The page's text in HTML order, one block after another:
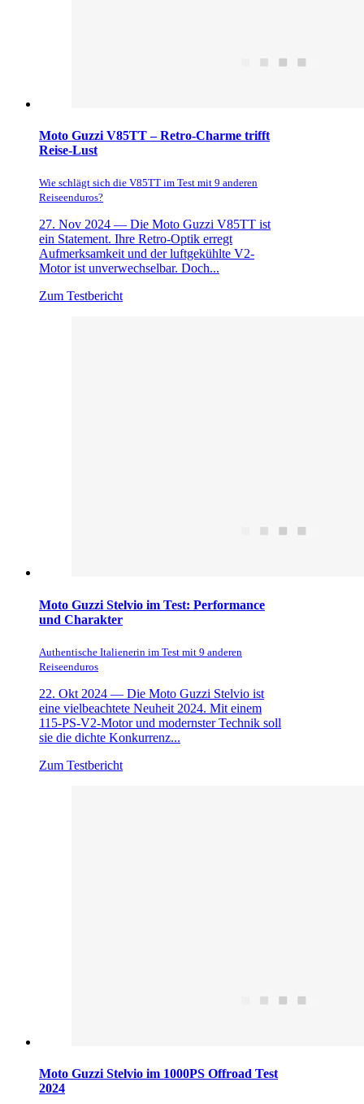
Moto Guzzi V85TT – Retro-Charme trifft
Reise-Lust
Wie schlägt sich die V85TT im Test mit 9 anderen
Reiseenduros?
27. Nov 2024 — Die Moto Guzzi V85TT ist
ein Statement. Ihre Retro-Optik erregt
Aufmerksamkeit und der luftgekühlte V2-
Motor ist unverwechselbar. Doch...
Zum Testbericht
Moto Guzzi Stelvio im Test: Performance
und Charakter
Authentische Italienerin im Test mit 9 anderen
Reiseenduros
22. Okt 2024 — Die Moto Guzzi Stelvio ist
eine vielbeachtete Neuheit 2024. Mit einem
115-PS-V2-Motor und modernster Technik soll
sie die dichte Konkurrenz...
Zum Testbericht
Moto Guzzi Stelvio im 1000PS Offroad Test
2024